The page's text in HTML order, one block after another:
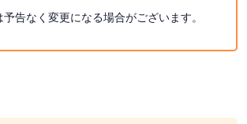
告なく変更になる場合がございます。